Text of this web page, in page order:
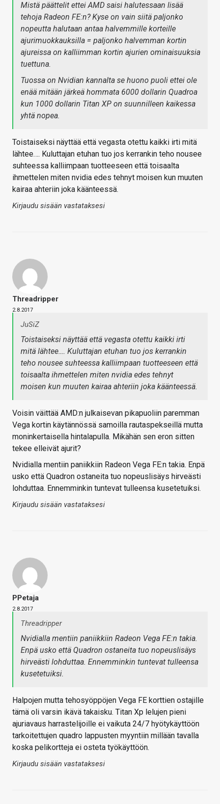
Mistä päättelit ettei AMD saisi halutessaan lisää
tehoja Radeon FE:n? Kyse on vain siitä paljonko
nopeutta halutaan antaa halvemmille korteille
ajurimuokkauksilla = paljonko halvemman kortin
ajureissa on kalliimman kortin ajurien ominaisuuksia
tuettuna.
Tuossa on Nvidian kannalta se huono puoli ettei ole
enää mitään järkeä hommata 6000 dollarin Quadroa
kun 1000 dollarin Titan XP on suunnilleen kaikessa
yhtä nopea.
Toistaiseksi näyttää että vegasta otettu kaikki irti mitä
lähtee…. Kuluttajan etuhan tuo jos kerrankin teho nousee
suhteessa kalliimpaan tuotteeseen että toisaalta
ihmettelen miten nvidia edes tehnyt moisen kun muuten
kairaa ahteriin joka käänteessä.
Kirjaudu sisään vastataksesi
Threadripper
2.8.2017
JuSiZ
Toistaiseksi näyttää että vegasta otettu kaikki irti
mitä lähtee…. Kuluttajan etuhan tuo jos kerrankin
teho nousee suhteessa kalliimpaan tuotteeseen että
toisaalta ihmettelen miten nvidia edes tehnyt
moisen kun muuten kairaa ahteriin joka käänteessä.
Voisin väittää AMD:n julkaisevan pikapuoliin paremman
Vega kortin käytännössä samoilla rautaspekseillä mutta
moninkertaisella hintalapulla. Mikähän sen eron sitten
tekee elleivät ajurit?
Nvidialla mentiin paniikkiin Radeon Vega FE:n takia. Enpä
usko että Quadron ostaneita tuo nopeuslisäys hirveästi
lohduttaa. Ennemminkin tuntevat tulleensa kusetetuiksi.
Kirjaudu sisään vastataksesi
PPetaja
2.8.2017
Threadripper
Nvidialla mentiin paniikkiin Radeon Vega FE:n takia.
Enpä usko että Quadron ostaneita tuo nopeuslisäys
hirveästi lohduttaa. Ennemminkin tuntevat tulleensa
kusetetuiksi.
Halpojen mutta tehosyöppöjen Vega FE korttien ostajille
tämä oli varsin ikävä takaisku. Titan Xp lelujen pieni
ajuriavaus harrastelijoille ei vaikuta 24/7 hyötykäyttöön
tarkoitettujen quadro lappusten myyntiin millään tavalla
koska pelikortteja ei osteta työkäyttöön.
Kirjaudu sisään vastataksesi